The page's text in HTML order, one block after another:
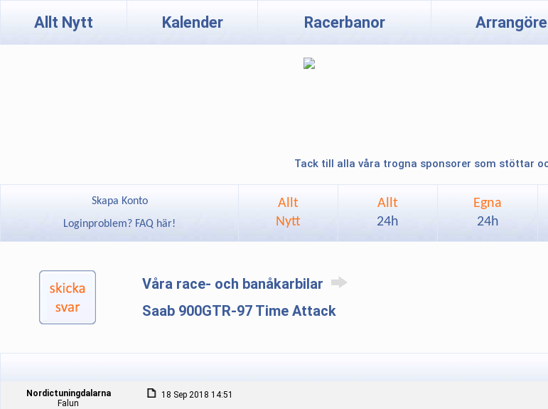
Allt Nytt Kalender Racerbanor
Tack till alla våra trogna sponsorer som stöttar
Skapa Konto
Loginproblem? FAQ här!
Allt
Nytt
Allt
24h
Egna
24h
Våra race- och banåkarbilar
Saab 900GTR-97 Time Attack
Nordictuningdalarna
Falun
18 Sep 2018 14:51